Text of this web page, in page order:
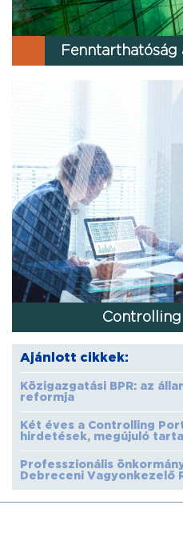
Fenntarthatóság
Ajánlott cikkek:
Közigazgatási BPR: az
reformja
Két éves a Controlling
hirdetések, megújuló
Professzionális
Debreceni Vagyonkezelő